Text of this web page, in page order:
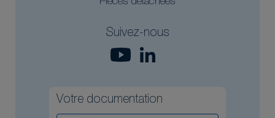
Pièces détachées
Suivez-nous
Votre documentation